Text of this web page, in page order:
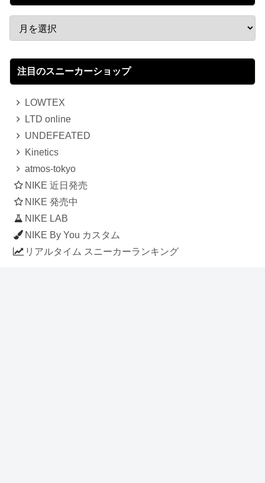
注目のスニーカーショップ
LOWTEX
LTD online
UNDEFEATED
Kinetics
atmos-tokyo
NIKE 近日発売
NIKE 発売中
NIKE LAB
NIKE By You カスタム
リアルタイム スニーカーランキング